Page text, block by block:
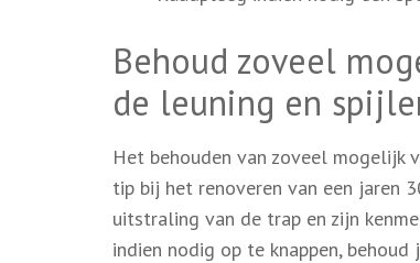
Behoud zoveel
de leuning en
Het behouden van zoveel mogelijk
tip bij het renoveren van een jaren
uitstraling van de trap en zijn
indien nodig op te knappen,